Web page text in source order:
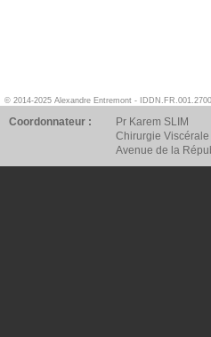
© 2014-2025 Alexandre Entremont -
Coordonnateur :
Pr Karem SLIM
Chirurgie
Avenue de la